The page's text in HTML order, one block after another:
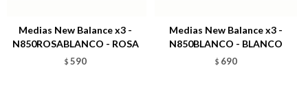
Medias New Balance x3 -
N850ROSABLANCO - ROSA
$ 590
Medias New Balance x3 -
N850BLANCO - BLANCO
$ 690